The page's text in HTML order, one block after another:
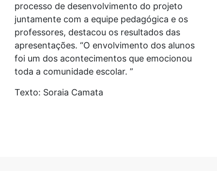
processo de desenvolvimento do projeto
juntamente com a equipe pedagógica e os
professores, destacou os resultados das
apresentações. “O envolvimento dos alunos
foi um dos acontecimentos que emocionou
toda a comunidade escolar. ”
Texto: Soraia Camata